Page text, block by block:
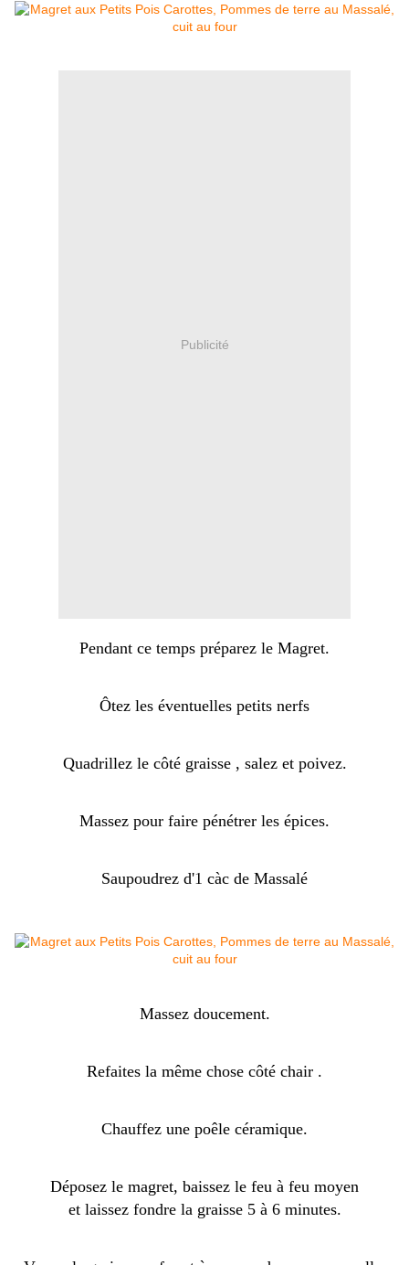
Publicité
Pendant ce temps préparez le Magret.
Ôtez les éventuelles petits nerfs
Quadrillez le côté graisse , salez et poivez.
Massez pour faire pénétrer les épices.
Saupoudrez d'1 càc de Massalé
Massez doucement.
Refaites la même chose côté chair .
Chauffez une poêle céramique.
Déposez le magret, baissez le feu à feu moyen
et laissez fondre la graisse 5 à 6 minutes.